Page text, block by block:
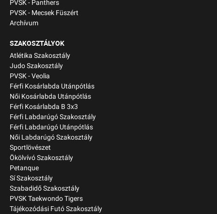
PVSK - Panthers
PVSK - Mecsek Füszért
Archívum
SZAKOSZTÁLYOK
Atlétika Szakosztály
Judo Szakosztály
PVSK - Veolia
Férfi Kosárlabda Utánpótlás
Női Kosárlabda Utánpótlás
Férfi Kosárlabda B 3x3
Férfi Labdarúgó Szakosztály
Férfi Labdarúgó Utánpótlás
Női Labdarúgó Szakosztály
Sportlövészet
Ökölvívó Szakosztály
Petanque
Sí Szakosztály
Szabadidő Szakosztály
PVSK Taekwondo Tigers
Tájékozódási Futó Szakosztály